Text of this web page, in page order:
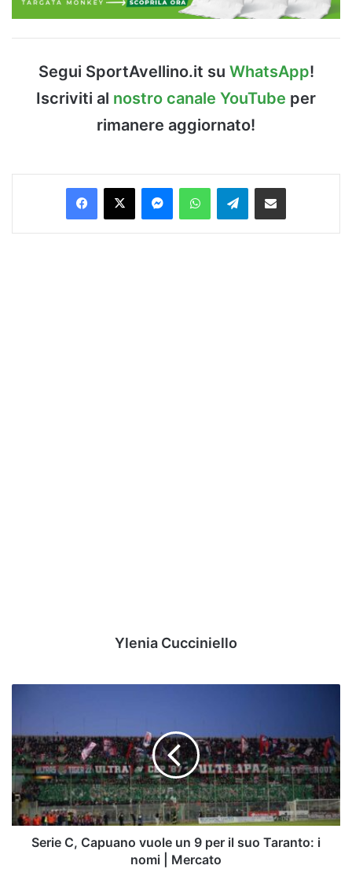
Segui SportAvellino.it su WhatsApp!
Iscriviti al nostro canale YouTube per
rimanere aggiornato!
Facebook
X MessengerWhatsAppTelegramCondividi via Email
Ylenia Cucciniello
vuole
un
9
per
il
suo
Taranto:
Serie C, Capuano vuole un 9 per il suo Taranto: i
nomi | Mercato